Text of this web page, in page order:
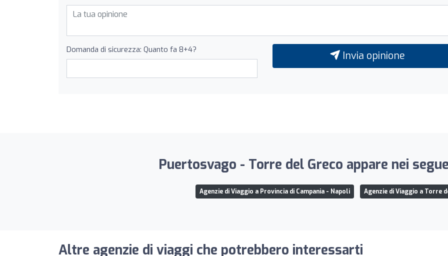
Domanda di sicurezza: Quanto fa 8+4? Invia opinione
Puertosvago - Torre del Greco appare nei
Agenzie di Viaggio a Provincia di Campania - Napoli Agenzie di Viaggio a Torre
Altre agenzie di viaggi che potrebbero interessarti